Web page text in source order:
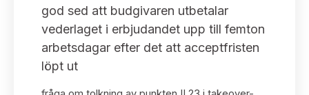
Informationsgivning
Arbetssätt och jävsfrågor
Framställningar och konsultation
Uttalanden sorterade efter publiceringsdatum
Samtliga uttalanden sorterade årsvis
Takeover-regler för reglerade marknader och vissa
handelsplattformar
AKTUELLT
Nyheter och pressmeddelanden
KONTAKT
god sed att budgivaren utbetalar
vederlaget i erbjudandet upp till femton
arbetsdagar efter det att acceptfristen
löpt ut